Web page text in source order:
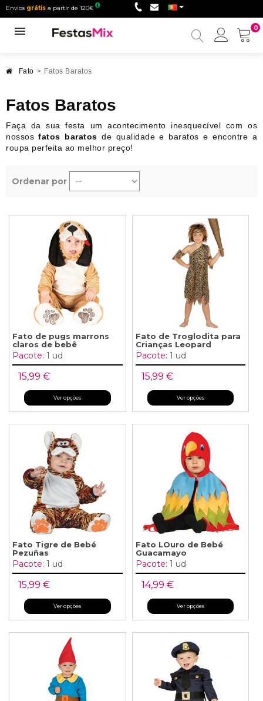
Envios grátis a partir de 120€
0
Minha
Fato > Fatos Baratos
Fatos Baratos
Faça da sua festa um acontecimento inesquecível com os
nossosfatos baratos de qualidade e baratos e encontre a
roupa perfeita ao melhor preço!
Ordenar por
Fato de pugs marrons
claros de bebê
Pacote: 1 ud
15,99 €
Ver opções
Fato de Troglodita para
Crianças Leopard
Pacote: 1 ud
15,99 €
Ver opções
Fato Tigre de Bebé
Pezuñas
Pacote: 1 ud
15,99 €
Ver opções
Fato LOuro de Bebé
Guacamayo
Pacote: 1 ud
14,99 €
Ver opções